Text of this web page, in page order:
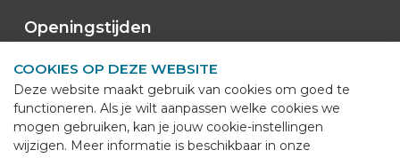
Openingstijden
Van Mei t/m September
Openingstijden Productie: 06:00u - 14:45u.
Goederenontvangst: 07:00u. - 14:45u.
COOKIES OP DEZE WEBSITE
Deze website maakt gebruik van cookies om goed te
functioneren. Als je wilt aanpassen welke cookies we
mogen gebruiken, kan je jouw cookie-instellingen
wijzigen. Meer informatie is beschikbaar in onze